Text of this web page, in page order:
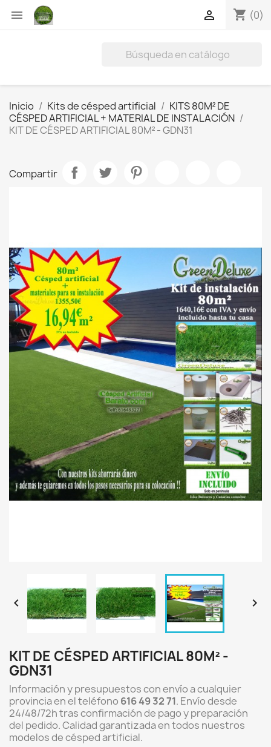
 shopping_cart (0)

Inicio Kits de césped artificial
KITS 80M² DE
CÉSPED ARTIFICIAL + MATERIAL DE INSTALACIÓN
KIT DE CÉSPED ARTIFICIAL 80M² - GDN31
Compartir
 
KIT DE CÉSPED ARTIFICIAL 80M² -
GDN31
Información y presupuestos con envío a cualquier
provincia en el teléfono 616 49 32 71. Envío desde
24/48/72h tras confirmación de pago y preparación
del pedido. Calidad garantizada en todos nuestros
modelos de césped artificial.